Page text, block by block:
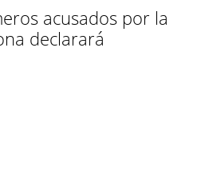
acusados por la
declarará